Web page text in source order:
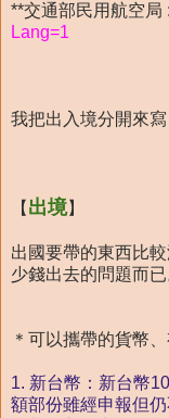
**交通部民用航空局 :
Lang=1
我把出入境分開來
【 出境】
出國要帶的東西比
少錢出去的問題而已
＊可以攜帶的貨幣
1. 新台幣：新台幣
額部份雖經申報但